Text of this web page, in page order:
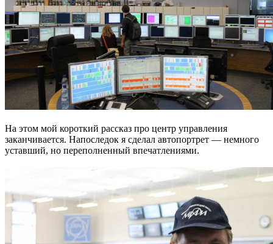
На этом мой короткий рассказ про центр управления
заканчивается. Напоследок я сделал автопортрет — немного
уставший, но переполненный впечатлениями.